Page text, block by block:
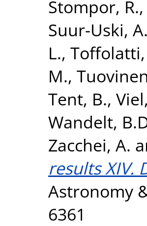
Stompor, R.,
Suur-Uski,
L., Toffolatti,
M.,
Tent, B.,
Wandelt,
Zacchei, A.
results XIV.
Astronomy
6361